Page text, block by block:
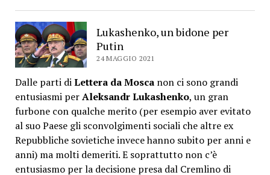
Lukashenko, un bidone per
Putin
24 MAGGIO 2021
Dalle parti diLettera da Moscanon ci sono grandi
entusiasmi perAleksandr Lukashenko, un gran
furbone con qualche merito (per esempio aver evitato
al suo Paese gli sconvolgimenti sociali che altre ex
Repubbliche sovietiche invece hanno subito per anni e
anni) ma molti demeriti. E soprattutto non c’è
entusiasmo per la decisione presa dal Cremlino di